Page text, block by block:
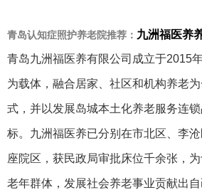
青岛认知症照护养老院推荐： 九洲福医养
青岛九洲福医养有限公司成立于2015
为载体，融合居家、社区和机构养老
式，并以发展岛城本土化养老服务连
标。九洲福医养已分别在市北区、李
座院区，获民政局审批床位千余张，
老年群体，发展社会养老事业贡献出自